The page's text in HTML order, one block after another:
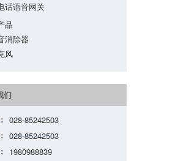
话语音网关
品
消除器
风
们
028-85242503
028-85242503
1980988839